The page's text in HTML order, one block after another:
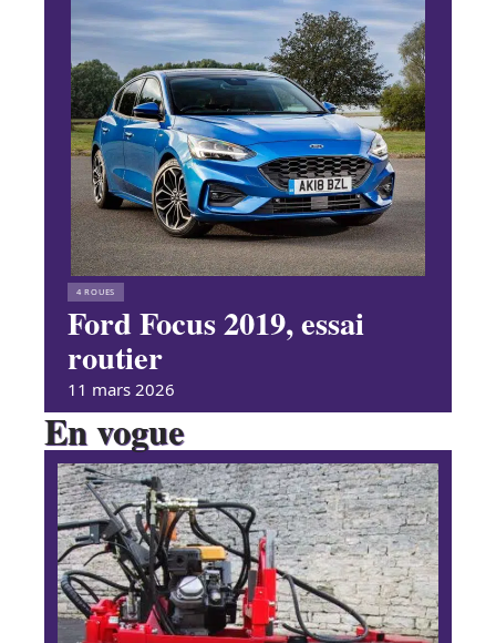
4 ROUES
Ford Focus 2019, essai
routier
11 mars 2026
En vogue